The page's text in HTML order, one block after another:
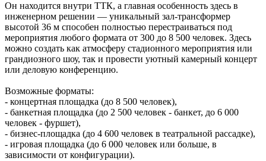
Он находится внутри ТТК, а главная особенность здесь в
инженерном решении — уникальный зал-трансформер
высотой 36 м способен полностью перестраиваться под
мероприятия любого формата от 300 до 8 500 человек. Здесь
можно создать как атмосферу стадионного мероприятия или
грандиозного шоу, так и провести уютный камерный концерт
или деловую конференцию.
Возможные форматы:
- концертная площадка (до 8 500 человек),
- банкетная площадка (до 2 500 человек - банкет, до 6 000
человек - фуршет),
- бизнес-площадка (до 4 600 человек в театральной рассадке),
- игровая площадка (до 6 000 человек или больше, в
зависимости от конфигурации).